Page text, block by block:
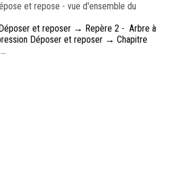
et repose - vue d'ensemble du
et reposer → Repère 2 - Arbre à
Déposer et reposer → Chapitre